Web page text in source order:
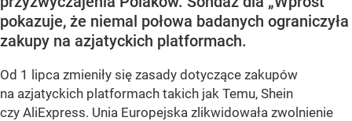
pokazuje, że niemal połowa badanych ograniczyła
zakupy na azjatyckich platformach.
Od 1 lipca zmieniły się zasady dotyczące zakupów
na azjatyckich platformach takich jak Temu, Shein
czy AliExpress. Unia Europejska zlikwidowała zwolnienie